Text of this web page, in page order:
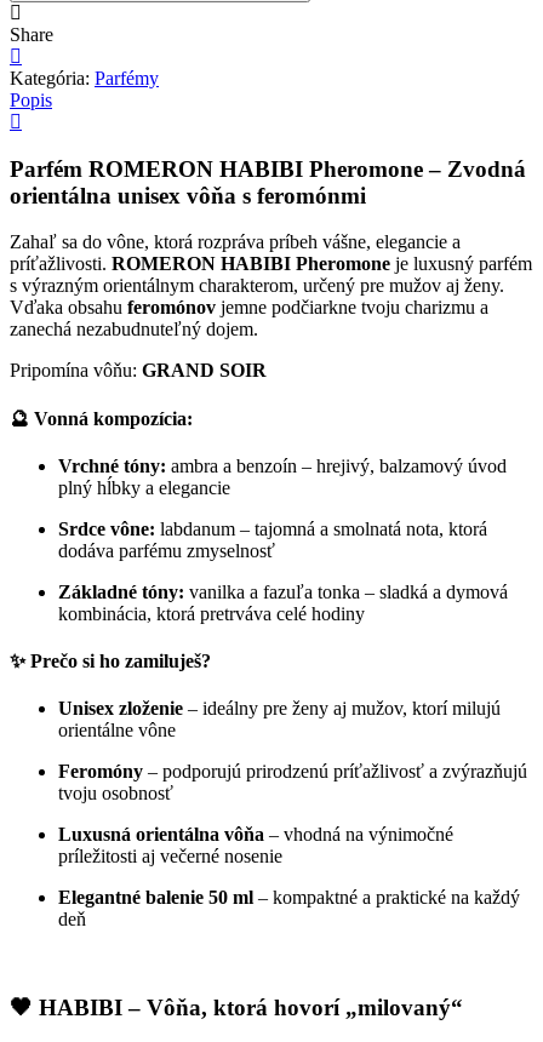
Share
Kategória: Parfémy
Popis
Parfém ROMERON HABIBI Pheromone – Zvodná
orientálna unisex vôňa s feromónmi
Zahaľ sa do vône, ktorá rozpráva príbeh vášne, elegancie a
príťažlivosti. ROMERON HABIBI Pheromone je luxusný parfém
s výrazným orientálnym charakterom, určený pre mužov aj ženy.
Vďaka obsahu feromónov jemne podčiarkne tvoju charizmu a
zanechá nezabudnuteľný dojem.
Pripomína vôňu: GRAND SOIR
🔮 Vonná kompozícia:
Vrchné tóny: ambra a benzoín – hrejivý, balzamový úvod
plný hĺbky a elegancie
Srdce vône: labdanum – tajomná a smolnatá nota, ktorá
dodáva parfému zmyselnosť
Základné tóny: vanilka a fazuľa tonka – sladká a dymová
kombinácia, ktorá pretrváva celé hodiny
✨Prečo si ho zamiluješ?
Unisex zloženie – ideálny pre ženy aj mužov, ktorí milujú
orientálne vône
Feromóny – podporujú prirodzenú príťažlivosť a zvýrazňujú
tvoju osobnosť
Luxusná orientálna vôňa – vhodná na výnimočné
príležitosti aj večerné nosenie
Elegantné balenie 50 ml – kompaktné a praktické na každý
deň
🖤 HABIBI – Vôňa, ktorá hovorí „milovaný“